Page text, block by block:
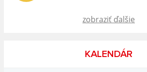
zobraziť ďalšie
KALENDÁR